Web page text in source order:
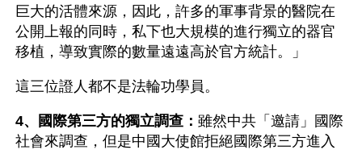
巨大的活體來源，因此，許多的軍事背景的醫院在
公開上報的同時，私下也大規模的進行獨立的器官
移植，導致實際的數量遠遠高於官方統計。」
這三位證人都不是法輪功學員。
4、國際第三方的獨立調查： 雖然中共「邀請」國際
社會來調查，但是中國大使館拒絕國際第三方進入